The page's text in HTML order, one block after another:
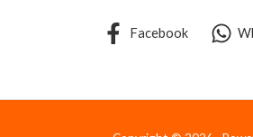
Facebook